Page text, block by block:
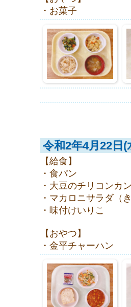
・お菓子
令和2年4月22日(
【給食】
・食パン
・大豆のチリコンカ
・マカロニサラダ（
・味付けいりこ
【おやつ】
・金平チャーハン